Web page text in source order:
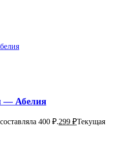
— Абелия
400 ₽.299 ₽Текущая